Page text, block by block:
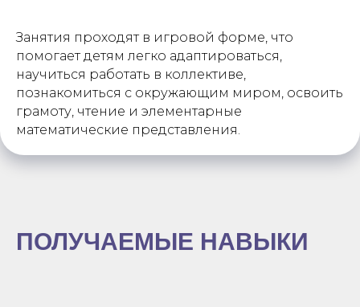
Занятия проходят в игровой форме, что
помогает детям легко адаптироваться,
научиться работать в коллективе,
познакомиться с окружающим миром, освоить
грамоту, чтение и элементарные
математические представления.
ПОЛУЧАЕМЫЕ НАВЫКИ